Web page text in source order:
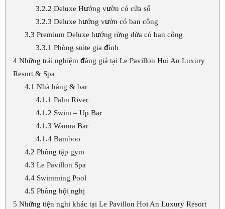
3.2.2 Deluxe Hướng vườn có cửa sổ
3.2.3 Deluxe hướng vườn có ban công
3.3 Premium Deluxe hướng rừng dừa có ban công
3.3.1 Phòng suite gia đình
4 Những trải nghiệm đáng giá tại Le Pavillon Hoi An Luxury
Resort & Spa
4.1 Nhà hàng & bar
4.1.1 Palm River
4.1.2 Swim – Up Bar
4.1.3 Wanna Bar
4.1.4 Bamboo
4.2 Phòng tập gym
4.3 Le Pavillon Spa
4.4Swimming Pool
4.5 Phòng hội nghị
5 Những tiện nghi khác tại Le Pavillon Hoi An Luxury Resort